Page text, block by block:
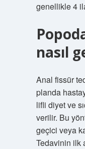
genellikle 4
nasıl
Anal fissür
planda
lifli diyet ve
verilir. Bu
geçici veya
Tedavinin ilk